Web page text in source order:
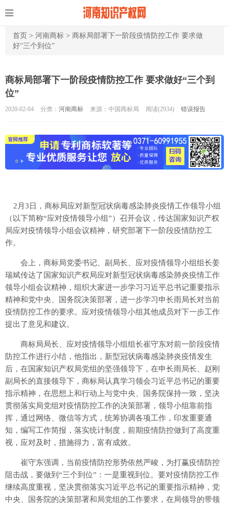
首页 > 河南商标 > 商标局部署下一阶段疫情防控工作 要求做
好“三个到位”
商标局部署下一阶段疫情防控工作 要求做好“三个到
位”
2020-02-04 分类： 河南商标 来源：中国商标局 阅读(2934) 错误报告
2月3日，商标局应对新型冠状病毒感染肺炎疫情工作领导小组
（以下简称“应对疫情领导小组”）召开会议，传达国家知识产权
局应对疫情领导小组会议精神，研究部署下一阶段疫情防控工
作。
会上，商标局党委书记、副局长、应对疫情领导小组组长姜
瑞斌传达了国家知识产权局应对新型冠状病毒感染肺炎疫情工作
领导小组会议精神，组织大家进一步学习习近平总书记重要指示
精神和党中央、国务院决策部署，进一步学习申长雨局长对当前
疫情防控工作的要求。应对疫情领导小组其他成员对下一步工作
提出了意见和建议。
商标局局长、应对疫情领导小组组长崔守东对前一阶段疫情
防控工作进行小结，他指出，新型冠状病毒感染肺炎疫情发生
后，在国家知识产权局党组的坚强领导下，在申长雨局长、赵刚
副局长的直接领导下，商标局认真学习领会习近平总书记的重要
指示精神，在思想上和行动上与党中央、国务院保持一致，坚决
贯彻落实局党组对疫情防控工作的决策部署，领导小组靠前指
挥，通过网络、微信等方式，统筹协调各项工作，印发重要通
知，编写工作简报，落实统计制度，前期疫情防控做到了高度重
视，应对及时，措施得力，富有成效。
崔守东强调，当前疫情防控形势依然严峻，为打赢疫情防控
阻击战，要做到“三个到位”：一是重视到位。要对疫情防控工作
继续高度重视，坚决贯彻落实习近平总书记的重要指示精神，党
中央、国务院的决策部署和局党组的工作要求，在局领导的带领